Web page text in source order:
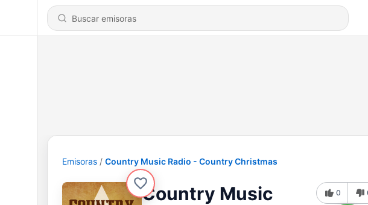
Emisoras Country Music Radio - Country Christmas
Country Music
0